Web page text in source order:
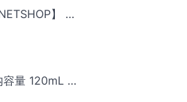
】 …
容量 120mL …